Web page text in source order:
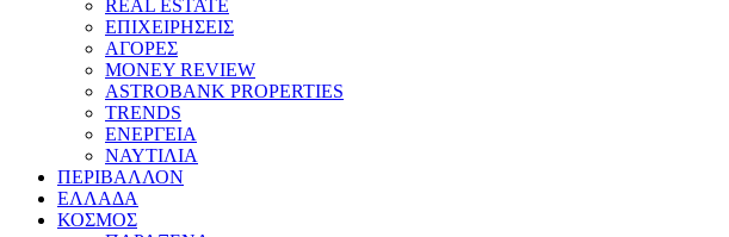
REAL ESTATE
ΕΠΙΧΕΙΡΗΣΕΙΣ
ΑΓΟΡΕΣ
MONEY REVIEW
ASTROBANK PROPERTIES
TRENDS
ΕΝΕΡΓΕΙΑ
ΝΑΥΤΙΛΙΑ
ΠΕΡΙΒΑΛΛΟΝ
ΕΛΛΑΔΑ
ΚΟΣΜΟΣ